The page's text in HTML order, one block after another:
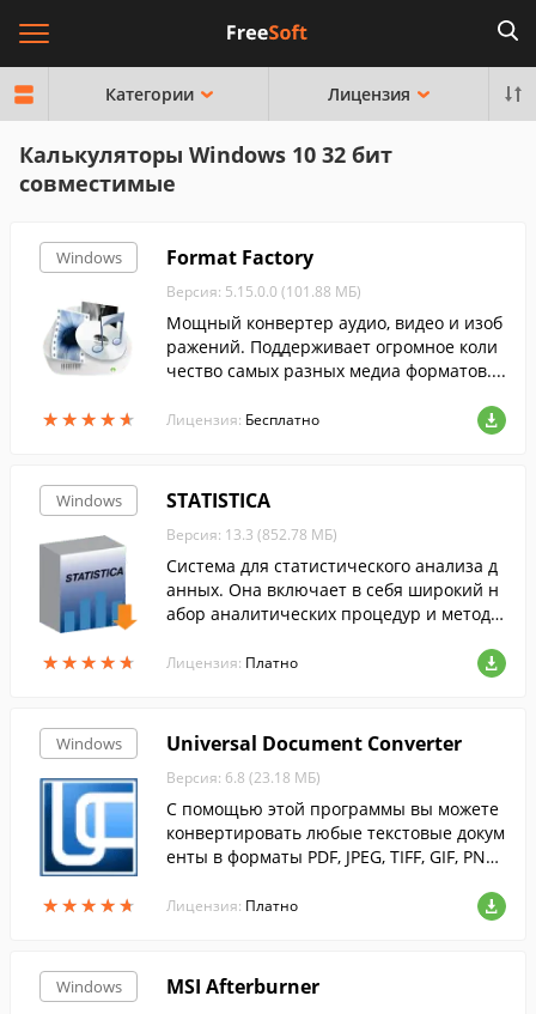
Категории Лицензия
Калькуляторы Windows 10 32 бит
совместимые
Windows
★★★★★
★★★★★
Format Factory
Версия: 5.15.0.0 (101.88 МБ)
Мощный конвертер аудио, видео и изоб
ражений. Поддерживает огромное коли
чество самых разных медиа форматов....
Лицензия: Бесплатно
Windows
★★★★★
★★★★★
STATISTICA
Версия: 13.3 (852.78 МБ)
Система для статистического анализа д
анных. Она включает в себя широкий н
абор аналитических процедур и методо
ко и т. д.
Лицензия: Платно
Windows
★★★★★
★★★★★
Universal Document Converter
Версия: 6.8 (23.18 МБ)
С помощью этой программы вы можете
конвертировать любые текстовые докум
енты в форматы PDF, JPEG, TIFF, GIF, PNG
Лицензия: Платно
Windows MSI Afterburner